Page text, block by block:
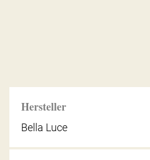
Hersteller
Bella Luce